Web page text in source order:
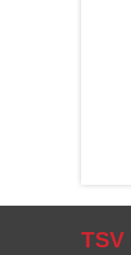
TSV